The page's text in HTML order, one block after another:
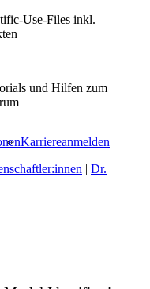
Use-Files inkl.
und Hilfen zum
Karriereanmelden
| Dr.